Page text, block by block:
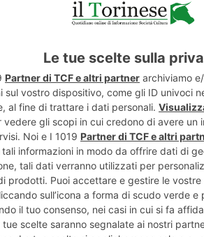
la provincia più vivace del Piemonte
a famiglia. In un anno in cui gli
top per il segmento in Piemonte),
dalla media regionale i dati
-2,1% per gli elettrodomestici, -4,1%
spesi 447 milioni di euro per i beni
l’Osservatorio Findomestic ha
positivo nei segmenti delle auto
la crescita siattesta all’1,2% per un